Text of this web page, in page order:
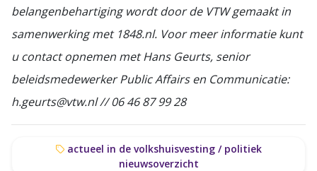
belangenbehartiging wordt door de VTW gemaakt in
samenwerking met 1848.nl. Voor meer informatie kunt
u contact opnemen met Hans Geurts, senior
beleidsmedewerker Public Affairs en Communicatie:
h.geurts@vtw.nl // 06 46 87 99 28
actueel in de volkshuisvesting / politiek
nieuwsoverzicht